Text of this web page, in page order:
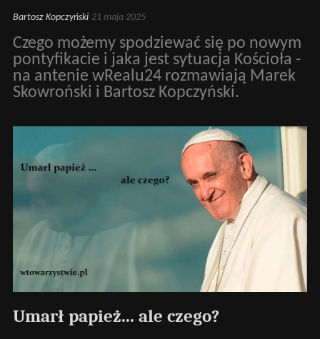
Bartosz Kopczyński 21 maja 2025
Czego możemy spodziewać się po nowym
pontyfikacie i jaka jest sytuacja Kościoła -
na antenie wRealu24 rozmawiają Marek
Skowroński i Bartosz Kopczyński.
Umarł papież... ale czego?